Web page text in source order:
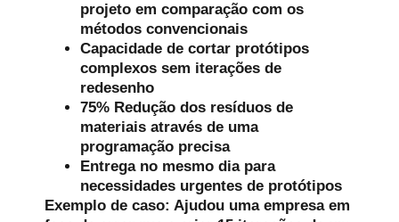
projeto em comparação com os
métodos convencionais
Capacidade de cortar protótipos
complexos sem iterações de
redesenho
75% Redução dos resíduos de
materiais através de uma
programação precisa
Entrega no mesmo diapara
necessidades urgentes de protótipos
Exemplo de caso: Ajudou uma empresa em